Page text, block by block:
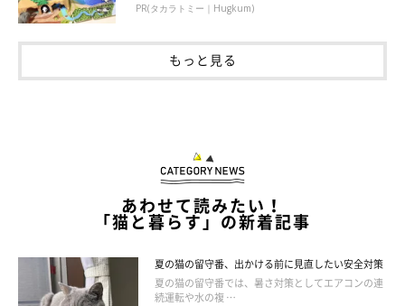
「ドーパミン」の分泌を促すために飼い主さ
んができることとは
PR(タカラトミー｜Hugkum)
もっと見る
あわせて読みたい！
「猫と暮らす」の新着記事
夏の猫の留守番、出かける前に見直したい安全対策
夏の猫の留守番では、暑さ対策としてエアコンの連
続運転や水の複 …